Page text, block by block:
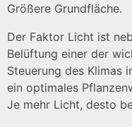
Größere Grundfläche.
Der Faktor Licht ist
Belüftung einer der
Steuerung des Klimas
ein optimales
Je mehr Licht, desto